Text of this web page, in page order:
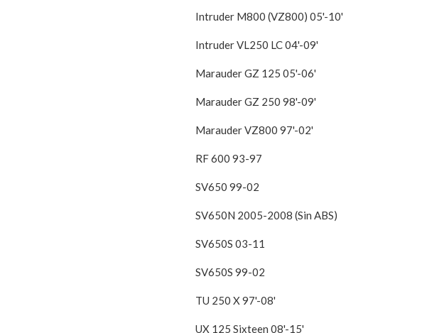
Intruder M800 (VZ800) 05'-10'
Intruder VL250 LC 04'-09'
Marauder GZ 125 05'-06'
Marauder GZ 250 98'-09'
Marauder VZ800 97'-02'
RF 600 93-97
SV650 99-02
SV650N 2005-2008 (Sin ABS)
SV650S 03-11
SV650S 99-02
TU 250 X 97'-08'
UX 125 Sixteen 08'-15'